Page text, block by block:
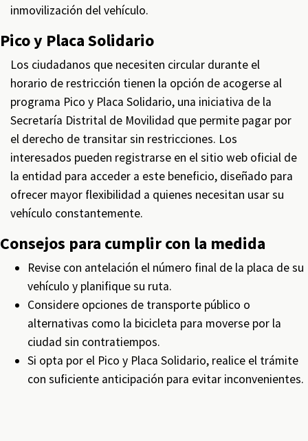
inmovilización del vehículo.
Pico y Placa Solidario
Los ciudadanos que necesiten circular durante el
horario de restricción tienen la opción de acogerse al
programa Pico y Placa Solidario, una iniciativa de la
Secretaría Distrital de Movilidad que permite pagar por
el derecho de transitar sin restricciones. Los
interesados pueden registrarse en el sitio web oficial de
la entidad para acceder a este beneficio, diseñado para
ofrecer mayor flexibilidad a quienes necesitan usar su
vehículo constantemente.
Consejos para cumplir con la medida
Revise con antelación el número final de la placa de su
vehículo y planifique su ruta.
Considere opciones de transporte público o
alternativas como la bicicleta para moverse por la
ciudad sin contratiempos.
Si opta por el Pico y Placa Solidario, realice el trámite
con suficiente anticipación para evitar inconvenientes.